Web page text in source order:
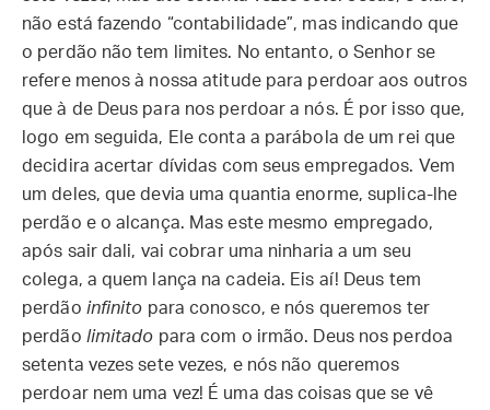
não está fazendo “contabilidade”, mas indicando que
o perdão não tem limites. No entanto, o Senhor se
refere menos à nossa atitude para perdoar aos outros
que à de Deus para nos perdoar a nós. É por isso que,
logo em seguida, Ele conta a parábola de um rei que
decidira acertar dívidas com seus empregados. Vem
um deles, que devia uma quantia enorme, suplica-lhe
perdão e o alcança. Mas este mesmo empregado,
após sair dali, vai cobrar uma ninharia a um seu
colega, a quem lança na cadeia. Eis aí! Deus tem
perdão infinito para conosco, e nós queremos ter
perdão limitado para com o irmão. Deus nos perdoa
setenta vezes sete vezes, e nós não queremos
perdoar nem uma vez! É uma das coisas que se vê